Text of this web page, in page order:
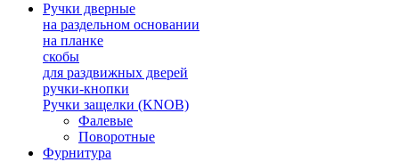
Ручки дверные
на раздельном основании
на планке
скобы
для раздвижных дверей
ручки-кнопки
Ручки защелки (KNOB)
Фалевые
Поворотные
Фурнитура